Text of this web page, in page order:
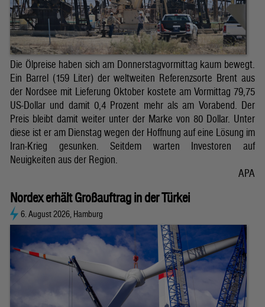
Die Ölpreise haben sich am Donnerstagvormittag kaum bewegt.
Ein Barrel (159 Liter) der weltweiten Referenzsorte Brent aus
der Nordsee mit Lieferung Oktober kostete am Vormittag 79,75
US-Dollar und damit 0,4 Prozent mehr als am Vorabend. Der
Preis bleibt damit weiter unter der Marke von 80 Dollar. Unter
diese ist er am Dienstag wegen der Hoffnung auf eine Lösung im
Iran-Krieg gesunken. Seitdem warten Investoren auf
Neuigkeiten aus der Region.
APA
Nordex erhält Großauftrag in der Türkei
6. August 2026, Hamburg